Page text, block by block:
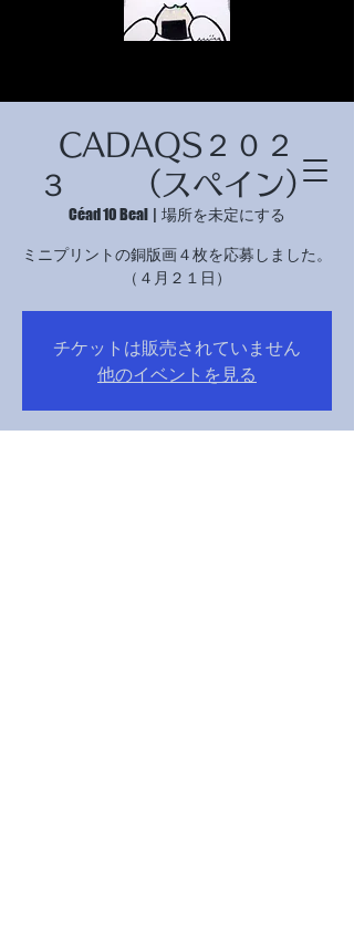
© Copyright
© Copyright
© Copyright
CADAQS２０２
３ （スペイン）
Céad 10 Beal
  |
場所を未定にする
ミニプリントの銅版画４枚を応募しました。
チケットは販売されていません
他のイベントを見る